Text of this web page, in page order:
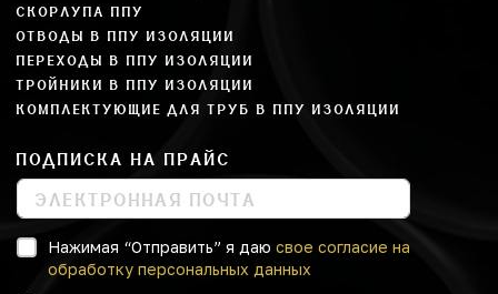
СКОРЛУПА ППУ
ОТВОДЫ В ППУ ИЗОЛЯЦИИ
ПЕРЕХОДЫ В ППУ ИЗОЛЯЦИИ
ТРОЙНИКИ В ППУ ИЗОЛЯЦИИ
КОМПЛЕКТУЮЩИЕ ДЛЯ ТРУБ В ППУ ИЗОЛЯЦИИ
ПОДПИСКА НА ПРАЙС
Нажимая “Отправить” я даю свое согласие на
обработку персональных данных